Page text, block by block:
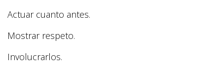
Actuar cuanto antes.
Mostrar respeto.
Involucrarlos.